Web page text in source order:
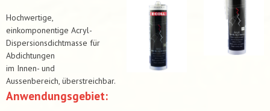
Hochwertige,
einkomponentige Acryl-
Dispersionsdichtmasse für
Abdichtungen
im Innen- und
Aussenbereich, überstreichbar.
Anwendungsgebiet: